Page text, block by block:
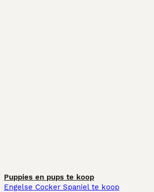
Puppies en pups te koop
Engelse Cocker Spaniel te koop